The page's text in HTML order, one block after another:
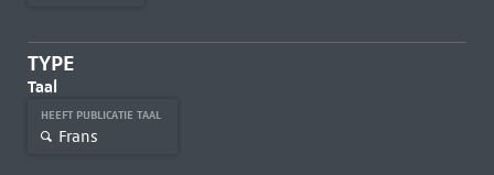
TYPE
Taal
HEEFT PUBLICATIE TAAL
Frans